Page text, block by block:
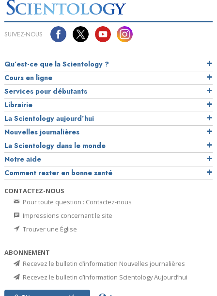
SUIVEZ-NOUS
Qu’est-ce que la Scientology ?
Cours en ligne
Services pour débutants
Librairie
La Scientology aujourd’hui
Nouvelles journalières
La Scientology dans le monde
Notre aide
Comment rester en bonne santé
CONTACTEZ-NOUS
Pour toute question : Contactez-nous
Impressions concernant le site
Trouver une Église
ABONNEMENT
Recevez le bulletin d’information Nouvelles journalières
Recevez le bulletin d’information Scientology Aujourd’hui